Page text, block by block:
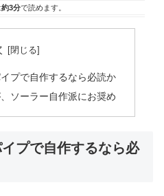
約3分で読めます。
プで自作するなら必読か
ソーラー自作派にお奨め
プで自作するなら必